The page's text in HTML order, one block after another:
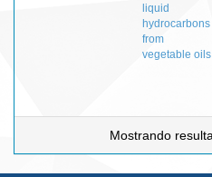
liquid
hydrocarbons
from
vegetable oils
Mostrando